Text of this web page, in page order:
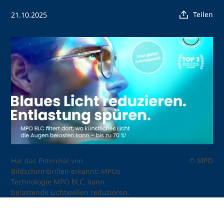
21.10.2025 Teilen
Hat das Potenzial von
Bildschirmbrillen erkannt: MPOs
Technologie MPO BLC, kann
belastende Lichtwellen reduzieren.
© MPO